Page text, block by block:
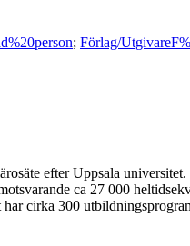
; Förlag/Utgivare
efter Uppsala
ca 27 000
cirka 300